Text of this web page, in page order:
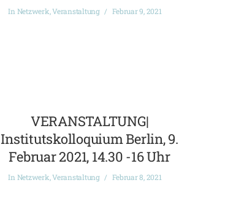
In Netzwerk,Veranstaltung Februar 9, 2021
VERANSTALTUNG|
Institutskolloquium Berlin, 9.
Februar 2021, 14.30 -16 Uhr
In Netzwerk,Veranstaltung Februar 8, 2021